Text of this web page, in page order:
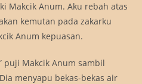
Makcik Anum. Aku rebah atas
kemutan pada zakarku
Anum kepuasan.
puji Makcik Anum sambil
menyapu bekas-bekas air